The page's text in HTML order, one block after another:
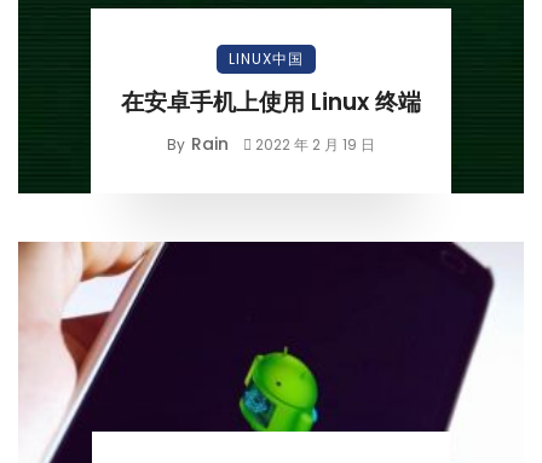
LINUX中国
在安卓手机上使用 Linux 终端
By Rain 2022 年 2 月 19 日